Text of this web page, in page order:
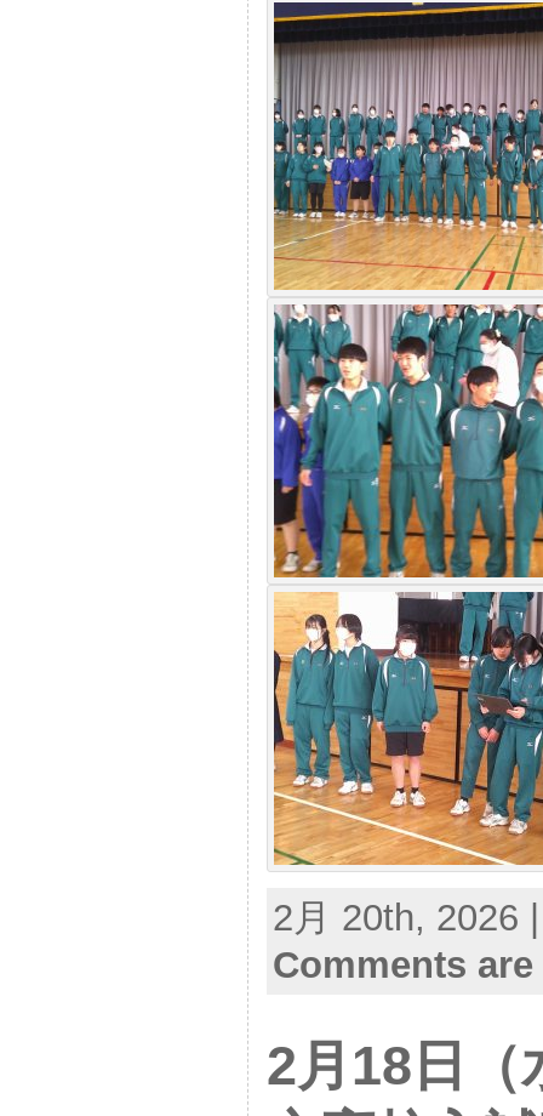
2月 20th, 2026
Comments
2月18日